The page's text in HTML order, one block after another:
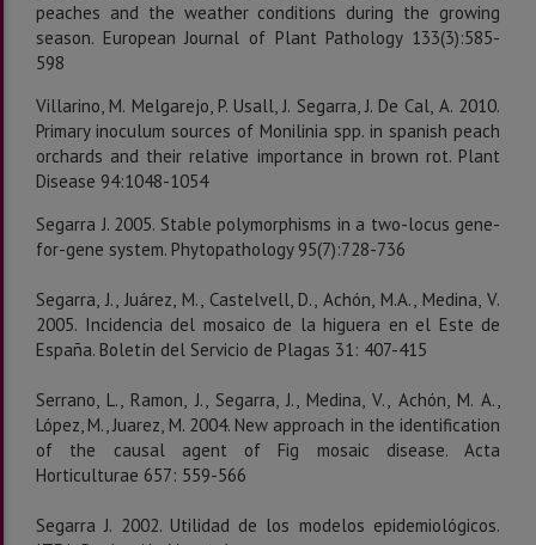
peaches and the weather conditions during the growing
season. European Journal of Plant Pathology 133(3):585-
598
Villarino, M. Melgarejo, P. Usall, J. Segarra, J. De Cal, A. 2010.
Primary inoculum sources of Monilinia spp. in spanish peach
orchards and their relative importance in brown rot. Plant
Disease 94:1048-1054
Segarra J. 2005. Stable polymorphisms in a two-locus gene-
for-gene system. Phytopathology 95(7):728-736
Segarra, J., Juárez, M., Castelvell, D., Achón, M.A., Medina, V.
2005. Incidencia del mosaico de la higuera en el Este de
España. Boletín del Servicio de Plagas 31: 407-415
Serrano, L., Ramon, J., Segarra, J., Medina, V., Achón, M. A.,
López, M., Juarez, M. 2004. New approach in the identification
of the causal agent of Fig mosaic disease. Acta
Horticulturae 657: 559-566
Segarra J. 2002. Utilidad de los modelos epidemiológicos.